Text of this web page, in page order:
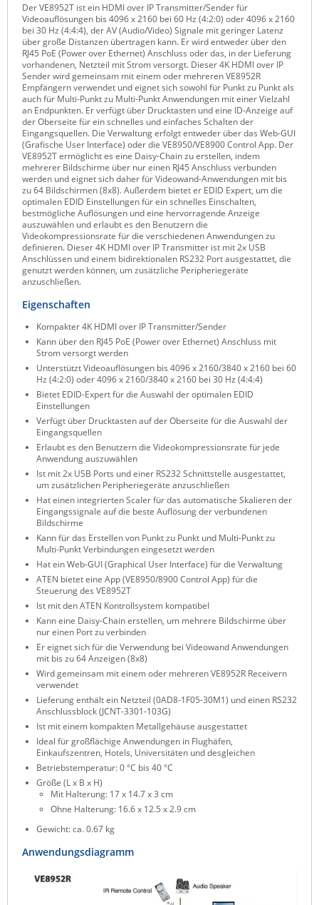
Server Technology
Siretta
SIRIO Antenne
Sunbird
Tactical Software
TEKTELIC
Teltonika
Unwired Networks
Vision
WATTECO
Westermo
Yuasa
ZPE Systems
News zu unseren Herstellern
Der VE8952T ist ein HDMI over IP Transmitter/Sender für
Videoauflösungen bis 4096 x 2160 bei 60 Hz (4:2:0) oder 4096 x 2160
bei 30 Hz (4:4:4), der AV (Audio/Video) Signale mit geringer Latenz
über große Distanzen übertragen kann. Er wird entweder über den
RJ45 PoE (Power over Ethernet) Anschluss oder das, in der Lieferung
vorhandenen, Netzteil mit Strom versorgt. Dieser 4K HDMI over IP
Sender wird gemeinsam mit einem oder mehreren VE8952R
Empfängern verwendet und eignet sich sowohl für Punkt zu Punkt als
auch für Multi-Punkt zu Multi-Punkt Anwendungen mit einer Vielzahl
an Endpunkten. Er verfügt über Drucktasten und eine ID-Anzeige auf
der Oberseite für ein schnelles und einfaches Schalten der
Eingangsquellen. Die Verwaltung erfolgt entweder über das Web-GUI
(Grafische User Interface) oder die VE8950/VE8900 Control App. Der
VE8952T ermöglicht es eine Daisy-Chain zu erstellen, indem
mehrerer Bildschirme über nur einen RJ45 Anschluss verbunden
werden und eignet sich daher für Videowand-Anwendungen mit bis
zu 64 Bildschirmen (8x8). Außerdem bietet er EDID Expert, um die
optimalen EDID Einstellungen für ein schnelles Einschalten,
bestmögliche Auflösungen und eine hervorragende Anzeige
auszuwählen und erlaubt es den Benutzern die
Videokompressionsrate für die verschiedenen Anwendungen zu
definieren. Dieser 4K HDMI over IP Transmitter ist mit 2x USB
Anschlüssen und einem bidirektionalen RS232 Port ausgestattet, die
genutzt werden können, um zusätzliche Peripheriegeräte
anzuschließen.
Eigenschaften
Kompakter 4K HDMI over IP Transmitter/Sender
Kann über den RJ45 PoE (Power over Ethernet) Anschluss mit
Strom versorgt werden
Unterstützt Videoauflösungen bis 4096 x 2160/3840 x 2160 bei 60
Hz (4:2:0) oder 4096 x 2160/3840 x 2160 bei 30 Hz (4:4:4)
Bietet EDID-Expert für die Auswahl der optimalen EDID
Einstellungen
Verfügt über Drucktasten auf der Oberseite für die Auswahl der
Eingangsquellen
Erlaubt es den Benutzern die Videokompressionsrate für jede
Anwendung auszuwählen
Ist mit 2x USB Ports und einer RS232 Schnittstelle ausgestattet,
um zusätzlichen Peripheriegeräte anzuschließen
Hat einen integrierten Scaler für das automatische Skalieren der
Eingangssignale auf die beste Auflösung der verbundenen
Bildschirme
Kann für das Erstellen von Punkt zu Punkt und Multi-Punkt zu
Multi-Punkt Verbindungen eingesetzt werden
Hat ein Web-GUI (Graphical User Interface) für die Verwaltung
ATEN bietet eine App (VE8950/8900 Control App) für die
Steuerung des VE8952T
Ist mit den ATEN Kontrollsystem kompatibel
Kann eine Daisy-Chain erstellen, um mehrere Bildschirme über
nur einen Port zu verbinden
Er eignet sich für die Verwendung bei Videowand Anwendungen
mit bis zu 64 Anzeigen (8x8)
Wird gemeinsam mit einem oder mehreren VE8952R Receivern
verwendet
Lieferung enthält ein Netzteil (0AD8-1F05-30M1) und einen RS232
Anschlussblock (JCNT-3301-103G)
Ist mit einem kompakten Metallgehäuse ausgestattet
Ideal für großflächige Anwendungen in Flughäfen,
Einkaufszentren, Hotels, Universitäten und desgleichen
Betriebstemperatur: 0 °C bis 40 °C
Größe (L x B x H)
Mit Halterung: 17 x 14.7 x 3 cm
Ohne Halterung: 16.6 x 12.5 x 2.9 cm
Gewicht: ca. 0.67 kg
Anwendungsdiagramm